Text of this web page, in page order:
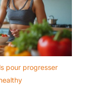
pour progresser